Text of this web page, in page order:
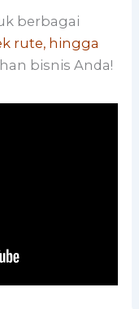
berbagai
rute, hingga
bisnis Anda!